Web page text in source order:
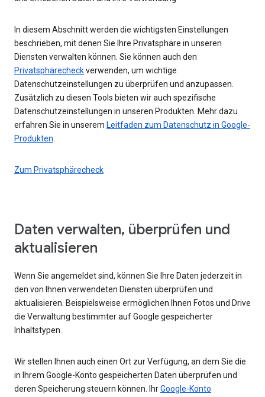
In diesem Abschnitt werden die wichtigsten Einstellungen
beschrieben, mit denen Sie Ihre Privatsphäre in unseren
Diensten verwalten können. Sie können auch den
Privatsphärecheckverwenden, um wichtige
Datenschutzeinstellungen zu überprüfen und anzupassen.
Zusätzlich zu diesen Tools bieten wir auch spezifische
Datenschutzeinstellungen in unseren Produkten. Mehr dazu
erfahren Sie in unserem Leitfaden zum Datenschutz in Google-
Produkten
Zum Privatsphärecheck
Daten verwalten, überprüfen und
aktualisieren
Wenn Sie angemeldet sind, können Sie Ihre Daten jederzeit in
den von Ihnen verwendeten Diensten überprüfen und
aktualisieren. Beispielsweise ermöglichen Ihnen Fotos und Drive
die Verwaltung bestimmter auf Google gespeicherter
Inhaltstypen.
Wir stellen Ihnen auch einen Ort zur Verfügung, an dem Sie die
in Ihrem Google-Konto gespeicherten Daten überprüfen und
deren Speicherung steuern können. IhrGoogle-Konto